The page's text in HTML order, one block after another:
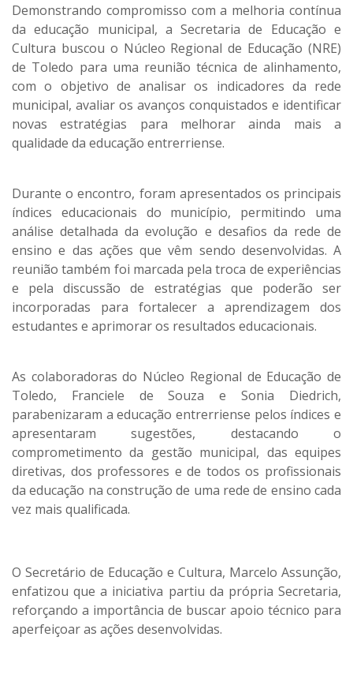
Demonstrando compromisso com a melhoria contínua
da educação municipal, a Secretaria de Educação e
Cultura buscou o Núcleo Regional de Educação (NRE)
de Toledo para uma reunião técnica de alinhamento,
com o objetivo de analisar os indicadores da rede
municipal, avaliar os avanços conquistados e identificar
novas estratégias para melhorar ainda mais a
qualidade da educação entrerriense.
Durante o encontro, foram apresentados os principais
índices educacionais do município, permitindo uma
análise detalhada da evolução e desafios da rede de
ensino e das ações que vêm sendo desenvolvidas. A
reunião também foi marcada pela troca de experiências
e pela discussão de estratégias que poderão ser
incorporadas para fortalecer a aprendizagem dos
estudantes e aprimorar os resultados educacionais.
As colaboradoras do Núcleo Regional de Educação de
Toledo, Franciele de Souza e Sonia Diedrich,
parabenizaram a educação entrerriense pelos índices e
apresentaram sugestões, destacando o
comprometimento da gestão municipal, das equipes
diretivas, dos professores e de todos os profissionais
da educação na construção de uma rede de ensino cada
vez mais qualificada.
O Secretário de Educação e Cultura, Marcelo Assunção,
enfatizou que a iniciativa partiu da própria Secretaria,
reforçando a importância de buscar apoio técnico para
aperfeiçoar as ações desenvolvidas.